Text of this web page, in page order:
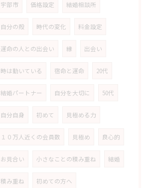
宇部市 価格設定 結婚相談所
自分の殻 時代の変化 料金設定
運命の人との出会い 縁 出会い
時は動いている 宿命と運命 20代
結婚パートナー 自分を大切に 50代
自分自身 初めて 見極める力
１０万人近くの会員数 見極め 良心的
お見合い 小さなことの積み重ね 結婚
積み重ね 初めての方へ